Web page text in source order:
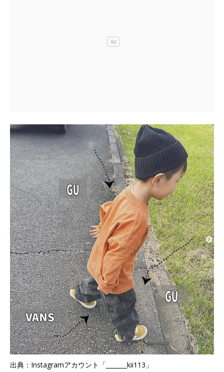
出典：Instagramアカウント「_______kii113」